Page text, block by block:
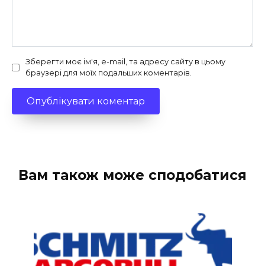
Зберегти моє ім'я, e-mail, та адресу сайту в цьому
браузері для моїх подальших коментарів.
Вам також може сподобатися